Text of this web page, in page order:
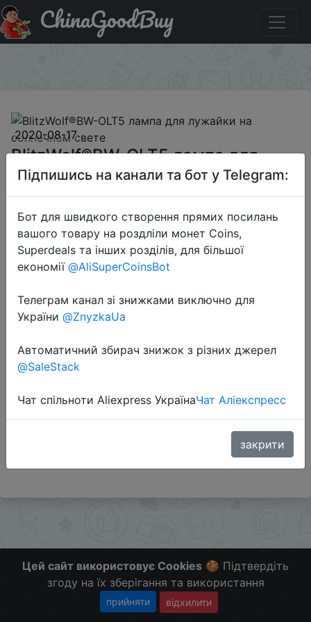
Акція на BlitzWolf®BW-OLT5 лампа для лужайки на
солнечном свете
ChinaGoodBuy
2020-08-17
BlitzWolf®BW-OLT5 лампа для
лужайки на солнечном свете
$12.99
Перейти до магазину
Додаткова інформація відсутня.
Слідкуйте за знижками на мобільному, в телеграм
Цей сайт використовує Cookies 🍪 Підтвердіть
згоду на їх зберігання та використання
прийняти відхилити
Підпишись на канали та бот у Telegram:
Бот для швидкого створення прямих посилань
вашого товару на роздліли монет Coins,
Superdeals та інших розділів, для більшої
економії @AliSuperCoinsBot
Телеграм канал зі знижками виключно для
України @ZnyzkaUa
Автоматичний збирач знижок з різних джерел
@SaleStack
Чат спільноти Aliexpress УкраїнаЧат Аліекспресс
закрити